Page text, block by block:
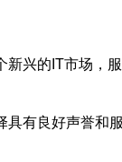
兴的IT市场，
有良好声誉